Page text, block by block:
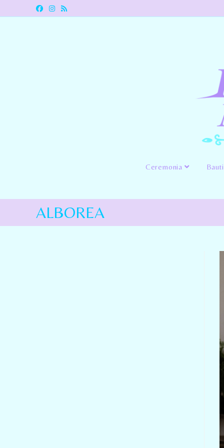
Ceremonia
ALBOREA